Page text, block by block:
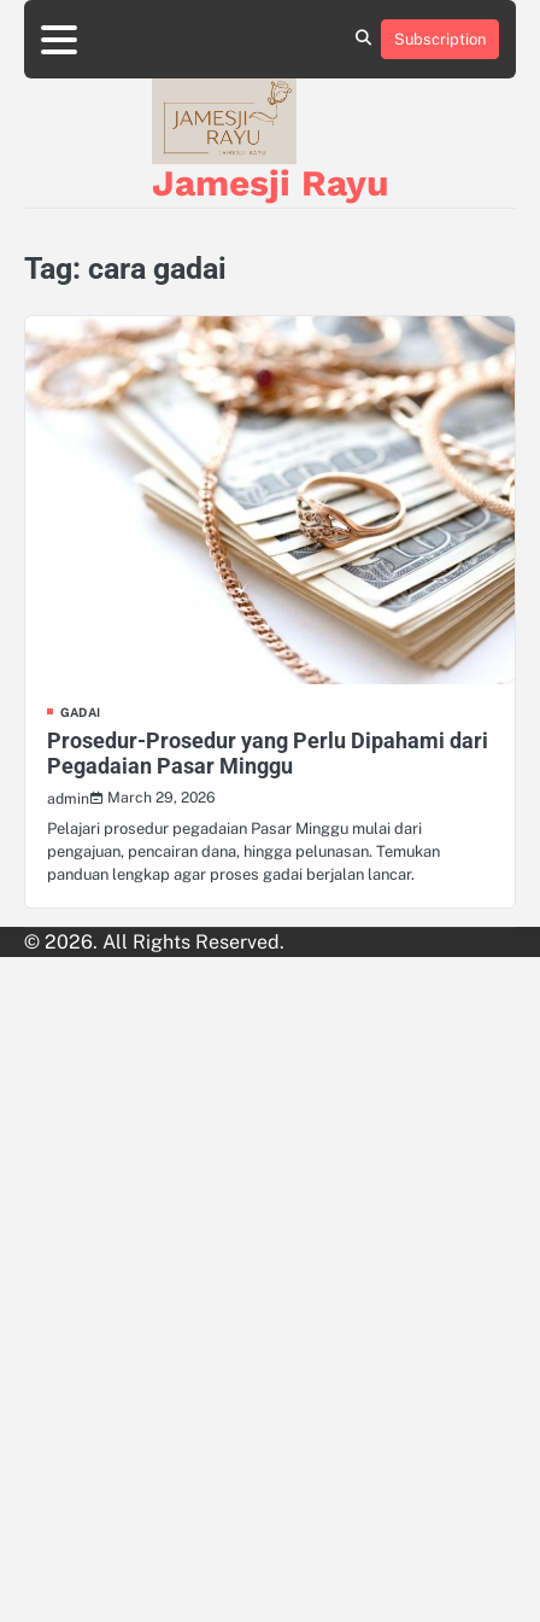
Skip
content
About
Privacy
Subscription
Jamesji Rayu
Tag: cara gadai
GADAI
Prosedur-Prosedur yang Perlu Dipahami dari
Pegadaian Pasar Minggu
admin
March 29, 2026
Pelajari prosedur pegadaian Pasar Minggu mulai dari
pengajuan, pencairan dana, hingga pelunasan. Temukan
panduan lengkap agar proses gadai berjalan lancar.
© 2026. All Rights Reserved.